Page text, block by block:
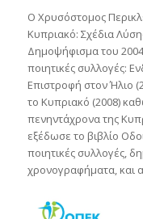
Ο Χρυσόστομος
Κυπριακό: Σχέδια
Δημοψήφισμα του 2004
ποιητικές συλλογές:
Επιστροφή στον Ήλιο
το Κυπριακό (2008)
πενηντάχρονα της
εξέδωσε το βιβλίο
ποιητικές συλλογές,
χρονογραφήματα, και